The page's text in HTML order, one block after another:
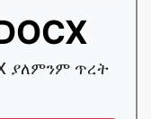
ያለምንም ጥረት